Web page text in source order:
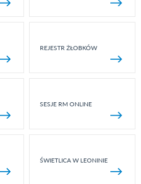
REJESTR ŻŁOBKÓW
SESJE RM ONLINE
ŚWIETLICA W LEONINIE